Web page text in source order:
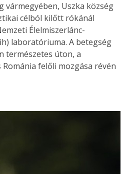
vármegyében, Uszka község
célból kilőtt rókánál
Élelmiszerlánc-
laboratóriuma. A betegség
természetes úton, a
felőli mozgása révén